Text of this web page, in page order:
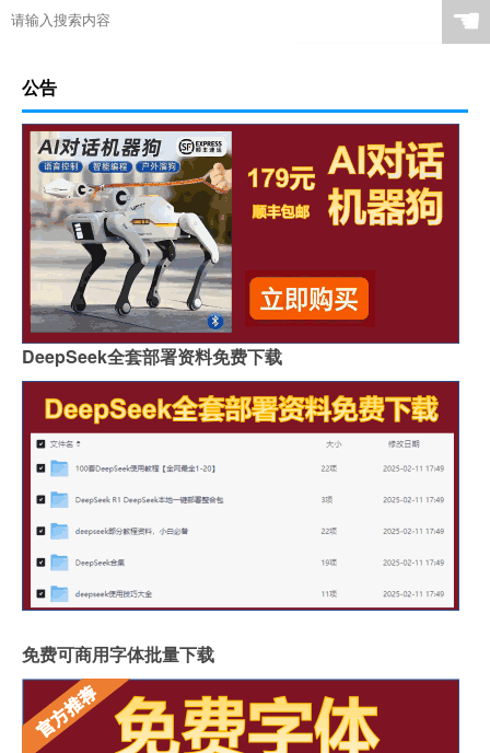
☚
公告
DeepSeek全套部署资料免费下载
免费可商用字体批量下载